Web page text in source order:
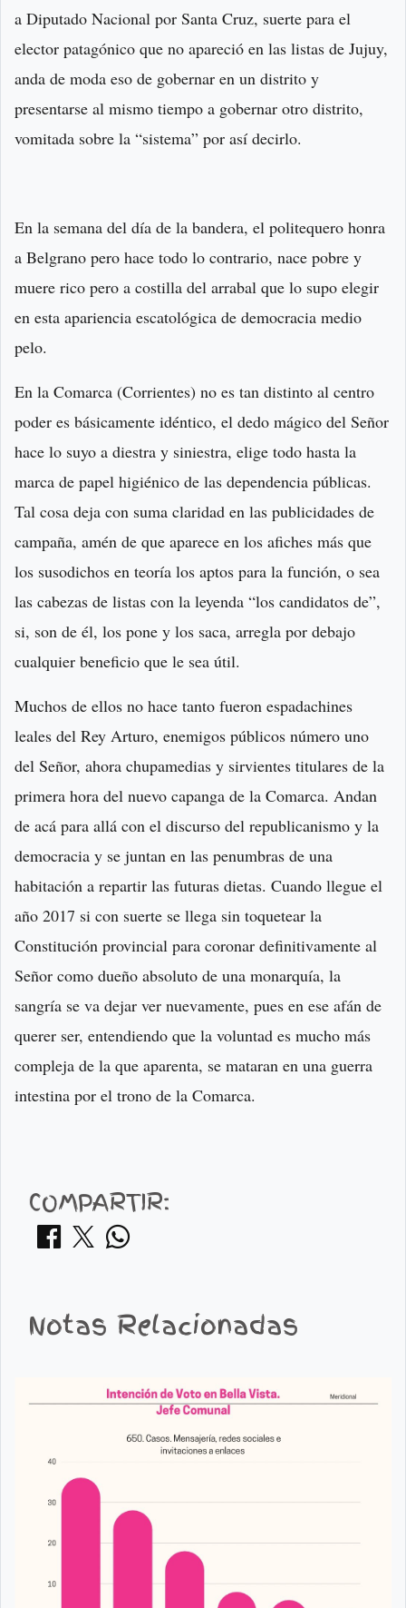
a Diputado Nacional por Santa Cruz, suerte para el
elector patagónico que no apareció en las listas de Jujuy,
anda de moda eso de gobernar en un distrito y
presentarse al mismo tiempo a gobernar otro distrito,
vomitada sobre la “sistema” por así decirlo.
En la semana del día de la bandera, el politequero honra
a Belgrano pero hace todo lo contrario, nace pobre y
muere rico pero a costilla del arrabal que lo supo elegir
en esta apariencia escatológica de democracia medio
pelo.
En la Comarca (Corrientes) no es tan distinto al centro
poder es básicamente idéntico, el dedo mágico del Señor
hace lo suyo a diestra y siniestra, elige todo hasta la
marca de papel higiénico de las dependencia públicas.
Tal cosa deja con suma claridad en las publicidades de
campaña, amén de que aparece en los afiches más que
los susodichos en teoría los aptos para la función, o sea
las cabezas de listas con la leyenda “los candidatos de”,
si, son de él, los pone y los saca, arregla por debajo
cualquier beneficio que le sea útil.
Muchos de ellos no hace tanto fueron espadachines
leales del Rey Arturo, enemigos públicos número uno
del Señor, ahora chupamedias y sirvientes titulares de la
primera hora del nuevo capanga de la Comarca. Andan
de acá para allá con el discurso del republicanismo y la
democracia y se juntan en las penumbras de una
habitación a repartir las futuras dietas. Cuando llegue el
año 2017 si con suerte se llega sin toquetear la
Constitución provincial para coronar definitivamente al
Señor como dueño absoluto de una monarquía, la
sangría se va dejar ver nuevamente, pues en ese afán de
querer ser, entendiendo que la voluntad es mucho más
compleja de la que aparenta, se mataran en una guerra
intestina por el trono de la Comarca.
COMPARTIR:
Notas Relacionadas